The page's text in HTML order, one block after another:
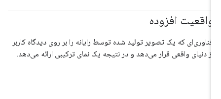
واقعیت افزوده
فناوری‌ای که یک تصویر تولید شده توسط رایانه را بر روی دیدگاه کاربر
از دنیای واقعی قرار می‌دهد و در نتیجه یک نمای ترکیبی ارائه می‌دهد.